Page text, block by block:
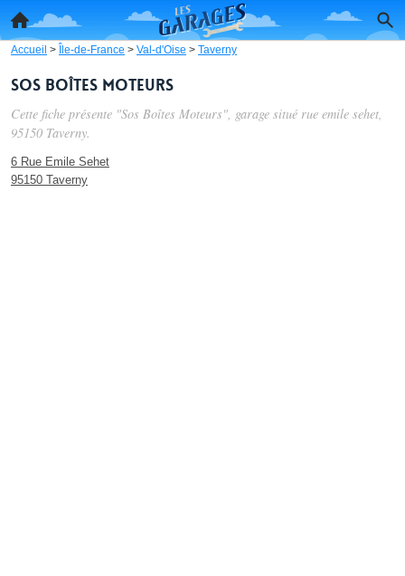
Accueil > Île-de-France > Val-d'Oise > Taverny
Sos Boîtes Moteurs
Cette fiche présente "Sos Boîtes Moteurs", garage situé rue emile sehet,
95150 Taverny.
6 Rue Emile Sehet
95150 Taverny